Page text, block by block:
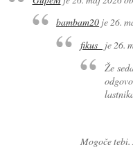
bambam20 je26.
fikus_ je26.
Že
Mogoče tebi.